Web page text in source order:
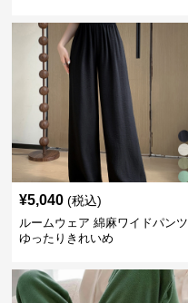
¥5,040 (税込)
ルームウェア 綿麻ワイドパンツ
ゆったりきれいめ